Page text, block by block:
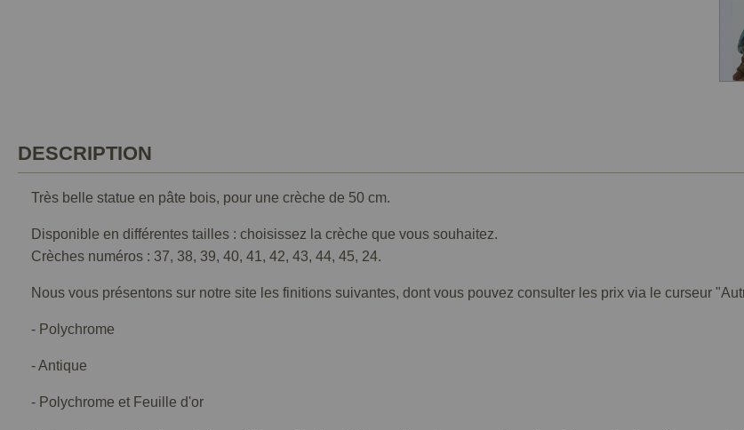
DESCRIPTION
Très belle statue en pâte bois, pour une crèche de 50 cm.
Disponible en différentes tailles : choisissez la crèche que vous souhaitez.
Crèches numéros : 37, 38, 39, 40, 41, 42, 43, 44, 45, 24.
Nous vous présentons sur notre site les finitions suivantes, dont vous pouvez consulter les prix via le curseur
- Polychrome
- Antique
- Polychrome et Feuille d'or